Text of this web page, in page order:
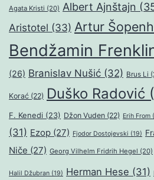
Agata Kristi (20) Albert Ajnštajn
Aristotel (33) Artur
Bendžamin
(26) Branislav Nušić (32) Brus Li
Korać (22) Duško Radović
F. Kenedi (23) Džon Vuden (22) Erih From
(31) Ezop (27) Fjodor Dostojevski (19)
Niče (27) Georg Vilhelm Fridrih Hegel (20)
Halil Džubran (19) Herman Hese (31)